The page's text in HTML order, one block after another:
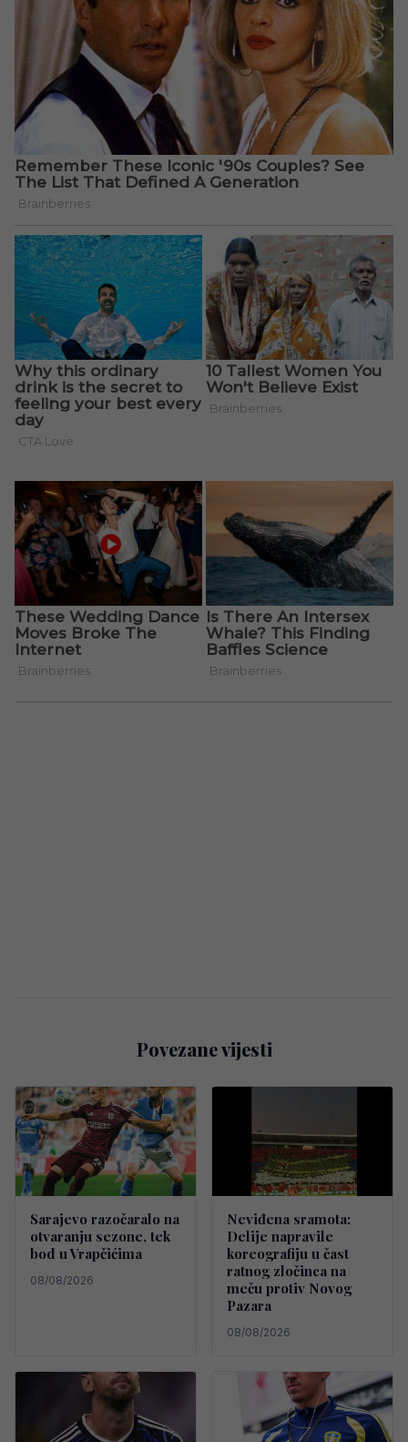
Povezane vijesti
Sarajevo razočaralo na
otvaranju sezone, tek
bod u Vrapčićima
08/08/2026
Neviđena sramota:
Delije napravile
koreografiju u čast
ratnog zločinca na
meču protiv Novog
Pazara
08/08/2026